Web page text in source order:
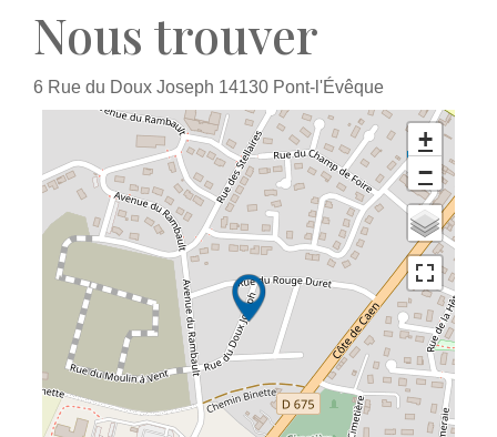
Nous trouver
6 Rue du Doux Joseph 14130 Pont-l'Évêque
+
−